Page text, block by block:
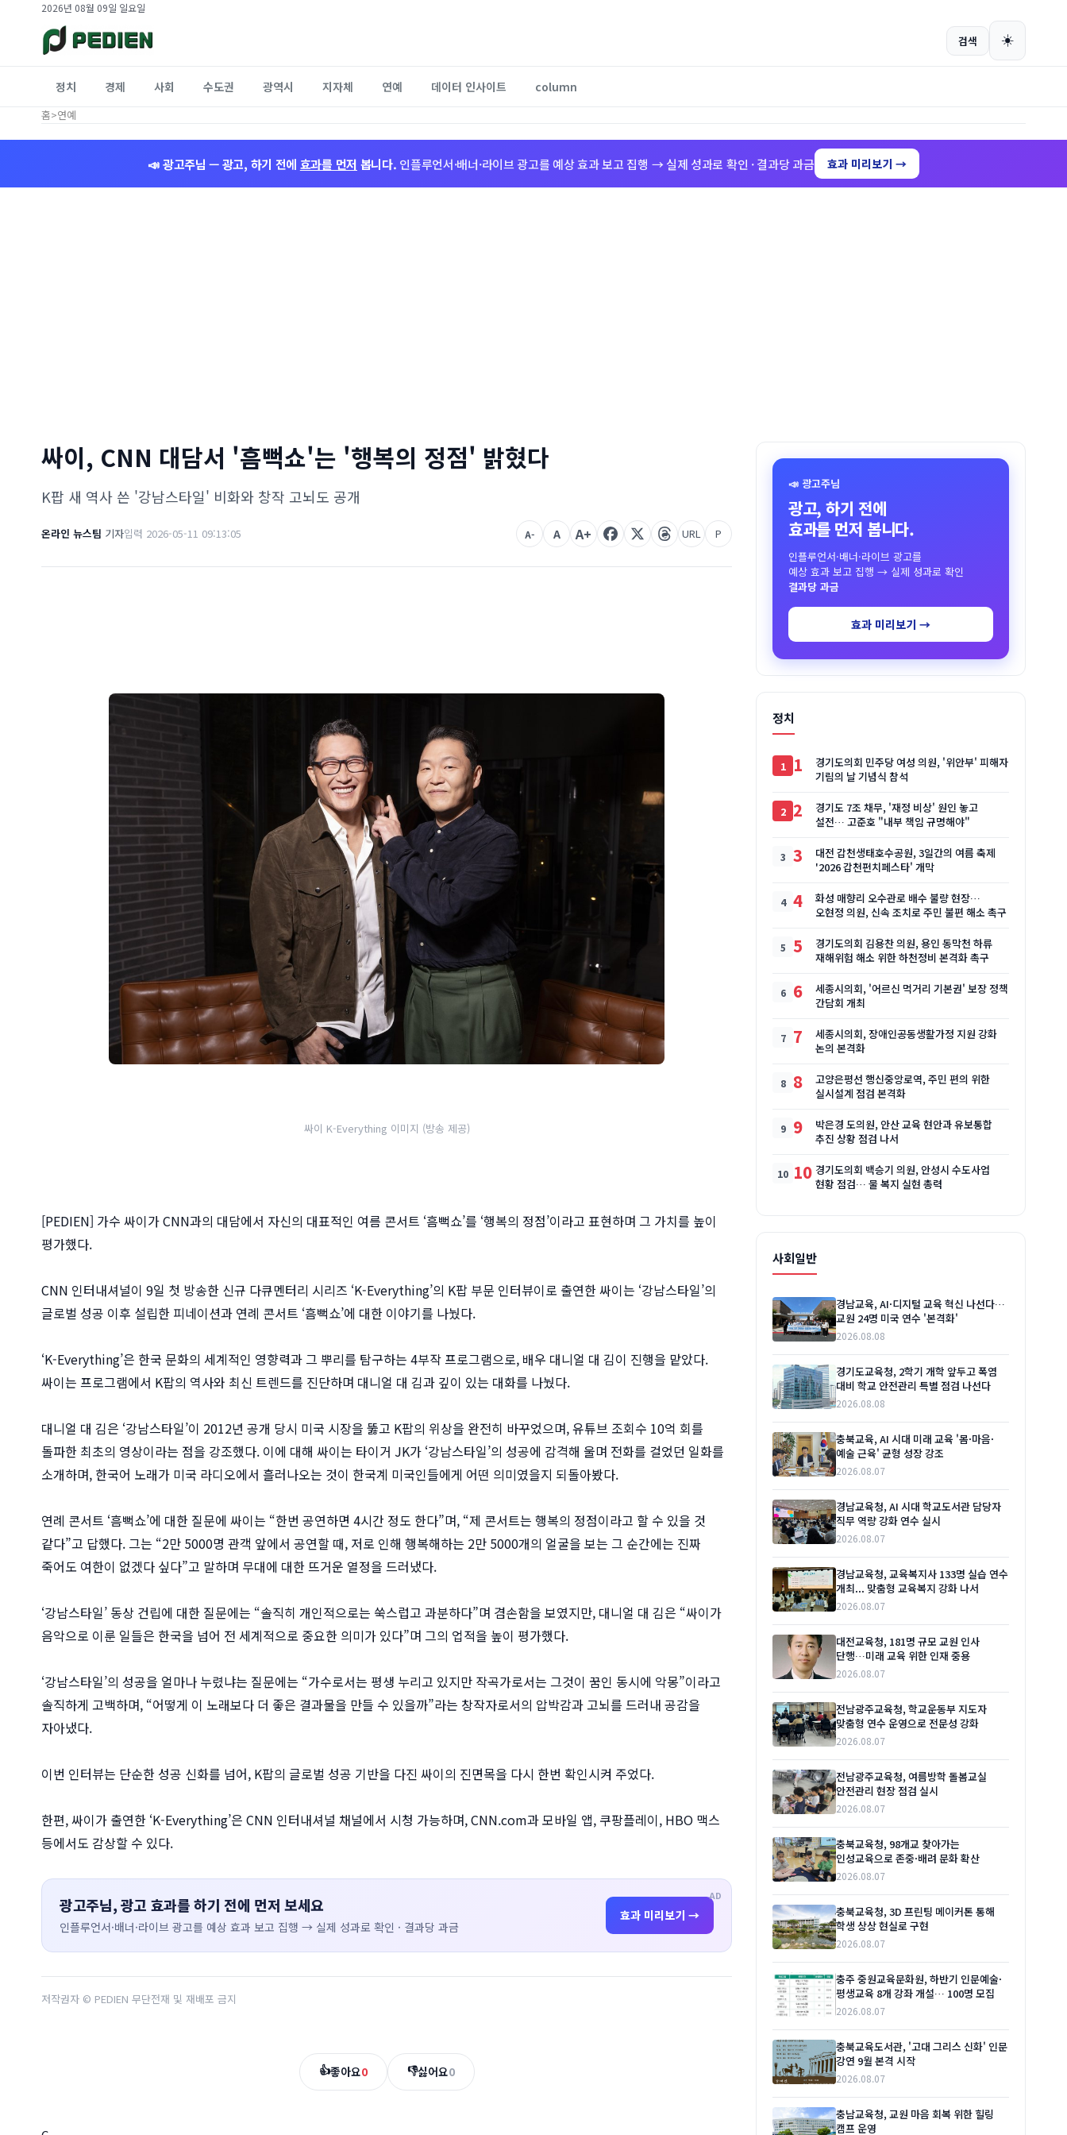
2026년 08월 09일 일요일
검색 ☀️
정치 경제 사회 수도권 광역시 지자체 연예 데이터 인사이트 column
홈>연예
📣 광고주님 — 광고, 하기 전에 효과를 먼저 봅니다. 인플루언서·배너·라이브 광고를 예상 효과 보고 집행 → 실제 성과로 확인 · 결과당 과금 효과 미리보기 →
싸이, CNN 대담서 '흠뻑쇼'는 '행복의 정점' 밝혔다
K팝 새 역사 쓴 '강남스타일' 비화와 창작 고뇌도 공개
온라인 뉴스팀 기자입력 2026-05-11 09:13:05 A- A A+ URL P
싸이 K-Everything 이미지 (방송 제공)
[PEDIEN] 가수 싸이가 CNN과의 대담에서 자신의 대표적인 여름 콘서트 ‘흠뻑쇼’를 ‘행복의 정점’이라고 표현하며 그 가치를 높이
평가했다.
CNN 인터내셔널이 9일 첫 방송한 신규 다큐멘터리 시리즈 ‘K-Everything’의 K팝 부문 인터뷰이로 출연한 싸이는 ‘강남스타일’의
글로벌 성공 이후 설립한 피네이션과 연례 콘서트 ‘흠뻑쇼’에 대한 이야기를 나눴다.
‘K-Everything’은 한국 문화의 세계적인 영향력과 그 뿌리를 탐구하는 4부작 프로그램으로, 배우 대니얼 대 김이 진행을 맡았다.
싸이는 프로그램에서 K팝의 역사와 최신 트렌드를 진단하며 대니얼 대 김과 깊이 있는 대화를 나눴다.
대니얼 대 김은 ‘강남스타일’이 2012년 공개 당시 미국 시장을 뚫고 K팝의 위상을 완전히 바꾸었으며, 유튜브 조회수 10억 회를
돌파한 최초의 영상이라는 점을 강조했다. 이에 대해 싸이는 타이거 JK가 ‘강남스타일’의 성공에 감격해 울며 전화를 걸었던 일화를
소개하며, 한국어 노래가 미국 라디오에서 흘러나오는 것이 한국계 미국인들에게 어떤 의미였을지 되돌아봤다.
연례 콘서트 ‘흠뻑쇼’에 대한 질문에 싸이는 “한번 공연하면 4시간 정도 한다”며, “제 콘서트는 행복의 정점이라고 할 수 있을 것
같다”고 답했다. 그는 “2만 5000명 관객 앞에서 공연할 때, 저로 인해 행복해하는 2만 5000개의 얼굴을 보는 그 순간에는 진짜
죽어도 여한이 없겠다 싶다”고 말하며 무대에 대한 뜨거운 열정을 드러냈다.
‘강남스타일’ 동상 건립에 대한 질문에는 “솔직히 개인적으로는 쑥스럽고 과분하다”며 겸손함을 보였지만, 대니얼 대 김은 “싸이가
음악으로 이룬 일들은 한국을 넘어 전 세계적으로 중요한 의미가 있다”며 그의 업적을 높이 평가했다.
‘강남스타일’의 성공을 얼마나 누렸냐는 질문에는 “가수로서는 평생 누리고 있지만 작곡가로서는 그것이 꿈인 동시에 악몽”이라고
솔직하게 고백하며, “어떻게 이 노래보다 더 좋은 결과물을 만들 수 있을까”라는 창작자로서의 압박감과 고뇌를 드러내 공감을
자아냈다.
이번 인터뷰는 단순한 성공 신화를 넘어, K팝의 글로벌 성공 기반을 다진 싸이의 진면목을 다시 한번 확인시켜 주었다.
한편, 싸이가 출연한 ‘K-Everything’은 CNN 인터내셔널 채널에서 시청 가능하며, CNN.com과 모바일 앱, 쿠팡플레이, HBO 맥스
등에서도 감상할 수 있다.
AD
광고주님, 광고 효과를 하기 전에 먼저 보세요
인플루언서·배너·라이브 광고를 예상 효과 보고 집행 → 실제 성과로 확인 · 결과당 과금
효과 미리보기 →
저작권자 © PEDIEN 무단전재 및 재배포 금지
👍좋아요0 👎싫어요0
📣 광고주님
광고, 하기 전에
효과를 먼저 봅니다.
인플루언서·배너·라이브 광고를
예상 효과 보고 집행 → 실제 성과로 확인
결과당 과금
효과 미리보기 →
정치
1
경기도의회 민주당 여성 의원, '위안부' 피해자
기림의 날 기념식 참석
2
경기도 7조 채무, '재정 비상' 원인 놓고
설전… 고준호 "내부 책임 규명해야"
3
대전 갑천생태호수공원, 3일간의 여름 축제
'2026 갑천펀치페스타' 개막
4
화성 매향리 오수관로 배수 불량 현장…
오현정 의원, 신속 조치로 주민 불편 해소 촉구
5
경기도의회 김용찬 의원, 용인 동막천 하류
재해위험 해소 위한 하천정비 본격화 촉구
6
세종시의회, '어르신 먹거리 기본권' 보장 정책
간담회 개최
7
세종시의회, 장애인공동생활가정 지원 강화
논의 본격화
8
고양은평선 행신중앙로역, 주민 편의 위한
실시설계 점검 본격화
9
박은경 도의원, 안산 교육 현안과 유보통합
추진 상황 점검 나서
10 경기도의회 백승기 의원, 안성시 수도사업
현황 점검… 물 복지 실현 총력
사회일반
경남교육, AI·디지털 교육 혁신 나선다…
교원 24명 미국 연수 '본격화'
2026.08.08
경기도교육청, 2학기 개학 앞두고 폭염
대비 학교 안전관리 특별 점검 나선다
2026.08.08
충북교육, AI 시대 미래 교육 '몸·마음·
예술 근육' 균형 성장 강조
2026.08.07
경남교육청, AI 시대 학교도서관 담당자
직무 역량 강화 연수 실시
2026.08.07
경남교육청, 교육복지사 133명 실습 연수
개최... 맞춤형 교육복지 강화 나서
2026.08.07
대전교육청, 181명 규모 교원 인사
단행…미래 교육 위한 인재 중용
2026.08.07
전남광주교육청, 학교운동부 지도자
맞춤형 연수 운영으로 전문성 강화
2026.08.07
전남광주교육청, 여름방학 돌봄교실
안전관리 현장 점검 실시
2026.08.07
충북교육청, 98개교 찾아가는
인성교육으로 존중·배려 문화 확산
2026.08.07
충북교육청, 3D 프린팅 메이커톤 통해
학생 상상 현실로 구현
2026.08.07
충주 중원교육문화원, 하반기 인문예술·
평생교육 8개 강좌 개설… 100명 모집
2026.08.07
충북교육도서관, '고대 그리스 신화' 인문
강연 9월 본격 시작
2026.08.07
충남교육청, 교원 마음 회복 위한 힐링
캠프 운영